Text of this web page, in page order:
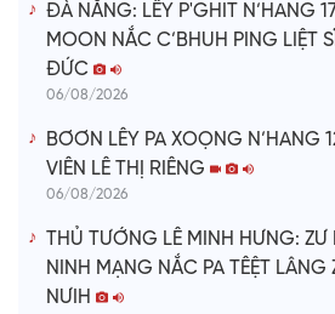
ĐÀ NẴNG: LÊY P'GHIT N’HANG
MOON NẮC C’BHUH PING LIỆT
ĐỨC
06/08/2026
BƠƠN LÊY PA XOỌNG N’HANG
VIÊN LÊ THỊ RIÊNG
06/08/2026
THỦ TƯỚNG LÊ MINH HƯNG: ZƯ
NINH MẠNG NẮC PA TÊỆT
NƯIH